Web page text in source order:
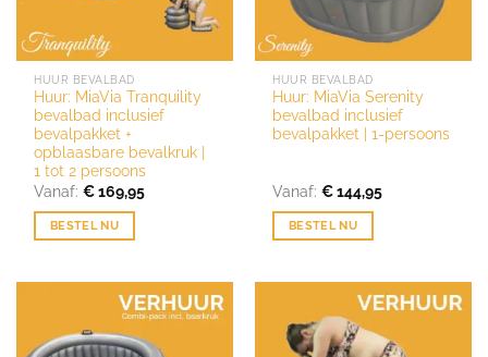
HUUR BEVALBAD
Huur: MiaVia Tranquility
bevalbad inclusief
bevalpakket +
opblaasbare bevalkruk |
1 tot 2 persoons
Vanaf:€169,95
BESTEL NU
HUUR BEVALBAD
Huur: MiaVia Serenity
bevalbad inclusief
bevalpakket | 1-persoons
Vanaf:€144,95
BESTEL NU